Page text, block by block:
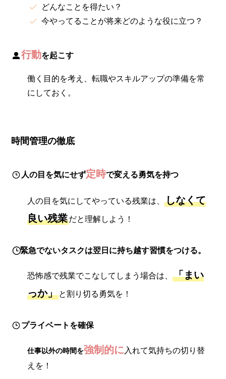
どんなことを得たい？
今やってることが将来どのような役に立つ？
行動を起こす
働く目的を考え、転職やスキルアップの準備を常
にしておく。
時間管理の徹底
人の目を気にせず定時で変える勇気を持つ
人の目を気にしてやっている残業は、しなくて
良い残業だと理解しよう！
緊急でないタスクは翌日に持ち越す習慣をつける。
恐怖感で残業でこなしてしまう場合は、「まい
っか」 と割り切る勇気を！
プライベートを確保
仕事以外の時間を強制的に入れて気持ちの切り替
えを！